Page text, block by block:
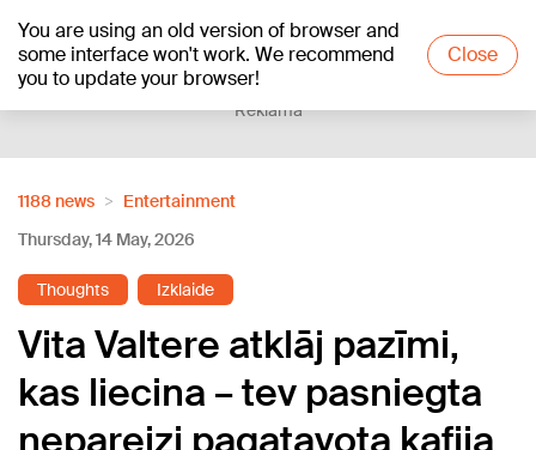
You are using an old version of browser and
some interface won't work. We recommend
you to update your browser!
Close
+21°C
Reklāma
1188 news
Entertainment
Thursday, 14 May, 2026
Thoughts Izklaide
Vita Valtere atklāj pazīmi,
kas liecina – tev pasniegta